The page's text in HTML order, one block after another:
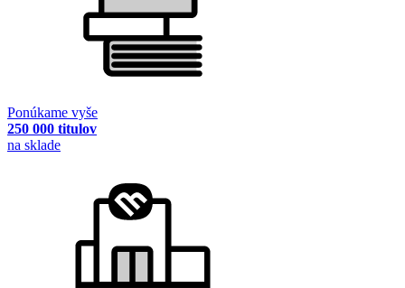
Ponúkame vyše
250 000 titulov
na sklade